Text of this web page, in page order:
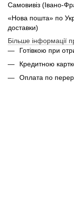
Самовивіз (Івано-
«Нова пошта» по
доставки)
Більше інформації
Готівкою при
Кредитною
Оплата по